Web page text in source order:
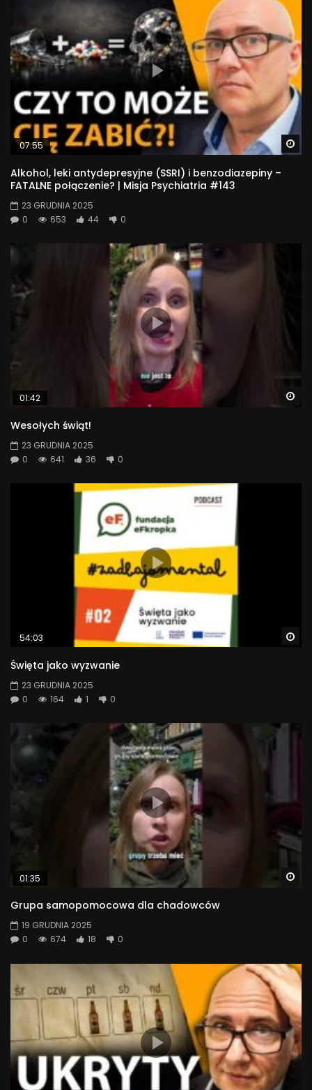
07:55
Alkohol, leki antydepresyjne (SSRI) i benzodiazepiny –
FATALNE połączenie? | Misja Psychiatria #143
23 GRUDNIA 2025
0
653 44 0
01:42
Wesołych świąt!
23 GRUDNIA 2025
0
641 36 0
54:03
Święta jako wyzwanie
23 GRUDNIA 2025
0
164 1 0
01:35
Grupa samopomocowa dla chadowców
19 GRUDNIA 2025
0
674 18 0